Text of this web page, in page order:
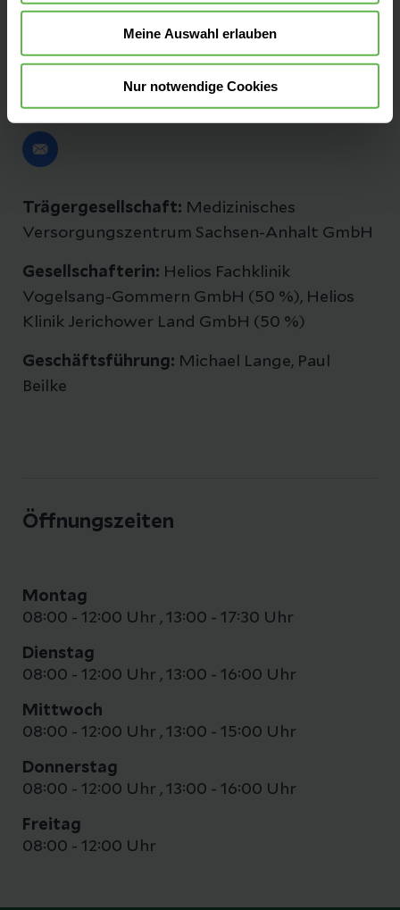
Meine Auswahl erlauben
Nur notwendige Cookies
Datenschutzbeauftragte
Folgen Sie uns
Trägergesellschaft: Medizinisches
Versorgungszentrum Sachsen-Anhalt GmbH
Gesellschafterin: Helios Fachklinik
Vogelsang-Gommern GmbH (50 %), Helios
Klinik Jerichower Land GmbH (50 %)
Geschäftsführung: Michael Lange, Paul
Beilke
Öffnungszeiten
Montag
08:00 - 12:00 Uhr , 13:00 - 17:30 Uhr
Dienstag
08:00 - 12:00 Uhr , 13:00 - 16:00 Uhr
Mittwoch
08:00 - 12:00 Uhr , 13:00 - 15:00 Uhr
Donnerstag
08:00 - 12:00 Uhr , 13:00 - 16:00 Uhr
Freitag
08:00 - 12:00 Uhr